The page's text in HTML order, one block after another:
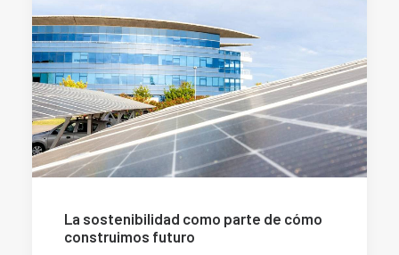
La sostenibilidad como parte de cómo
construimos futuro